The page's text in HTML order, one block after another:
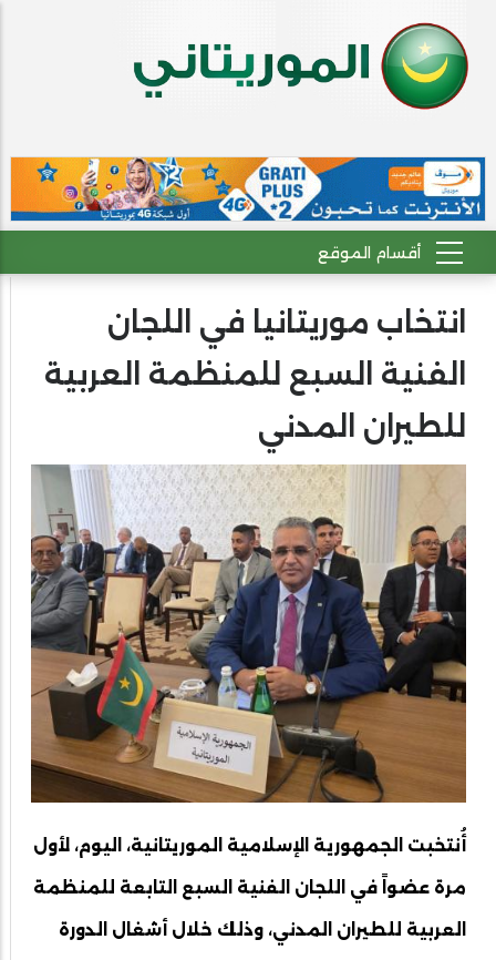
انتخاب موريتانيا في اللجان
الفنية السبع للمنظمة العربية
للطيران المدني
أُنتخبت الجمهورية الإسلامية الموريتانية، اليوم، لأول
مرة عضواً في اللجان الفنية السبع التابعة للمنظمة
العربية للطيران المدني، وذلك خلال أشغال الدورة